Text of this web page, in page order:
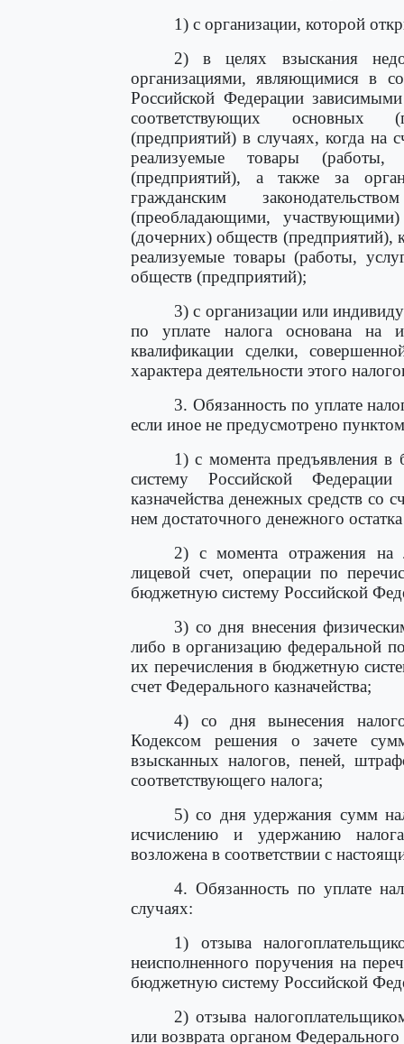
1) с организации, которой
2) в целях взыскания
организациями, являющимися в
Российской Федерации
соответствующих основных
(предприятий) в случаях, когда на
реализуемые товары
(предприятий), а также за
гражданским
(преобладающими,
(дочерних) обществ (предприятий),
реализуемые товары (работы,
обществ (предприятий);
3) с организации или
по уплате налога основана на
квалификации сделки,
характера деятельности этого
3. Обязанность по уплате
если иное не предусмотрено
1) с момента предъявления в
систему Российской
казначейства денежных средств со
нем достаточного денежного
2) с момента отражения на
лицевой счет, операции по
бюджетную систему Российской
3) со дня внесения
либо в организацию федеральной
их перечисления в бюджетную
счет Федерального казначейства;
4) со дня вынесения
Кодексом решения о зачете
взысканных налогов, пеней,
соответствующего налога;
5) со дня удержания сумм
исчислению и удержанию
возложена в соответствии с
4. Обязанность по уплате
случаях:
1) отзыва
неисполненного поручения на
бюджетную систему Российской
2) отзыва
или возврата органом